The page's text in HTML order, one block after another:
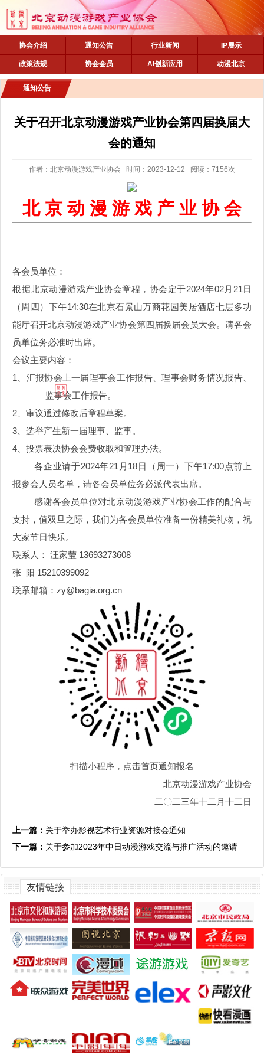
协会介绍 通知公告 行业新闻 IP展示
政策法规 协会会员 AI创新应用 动漫北京
通知公告
关于召开北京动漫游戏产业协会第四届换届大
会的通知
作者：北京动漫游戏产业协会 时间：2023-12-12 阅读：7156次
北 京 动 漫 游 戏 产 业 协 会
各会员单位：
根据北京动漫游戏产业协会章程，协会定于2024年02月21日
（周四）下午14:30在北京石景山万商花园美居酒店七层多功
能厅召开北京动漫游戏产业协会第四届换届会员大会。请各会
员单位务必准时出席。
会议主要内容：
1、汇报协会上一届理事会工作报告、理事会财务情况报告、
监事会工作报告。
2、审议通过修改后章程草案。
3、选举产生新一届理事、监事。
4、投票表决协会会费收取和管理办法。
各企业请于2024年21月18日（周一 ）下午17:00点前上
报参会人员名单 ，请各会员单位务必派代表出席。
感谢各会员单位对北京动漫游戏产业协会工作的配合与
支持，值双旦之际，我们为各会员单位准备一份精美礼物，祝
大家节日快乐。
联系人： 汪家莹 13693273608
张 阳 15210399092
联系邮箱： zy@bagia.org.cn
扫描小程序，点击首页通知报名
北京动漫游戏产业协会
二〇二三年十二月十二日
上一篇： 关于举办影视艺术行业资源对接会通知
下一篇： 关于参加2023年中日动漫游戏交流与推广活动的邀请
友情链接